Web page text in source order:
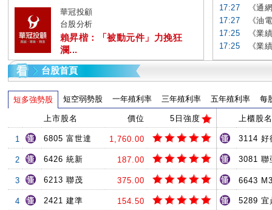
華冠投顧
台股分析
賴昇楷：「被動元件」力挽狂
瀾...
17:27
《通
17:27
《油
17:25
《業
17:25
《業
台股首頁
短多強勢股 短空弱勢股 一年殖利率 三年殖利率 五年殖利率 每
上市股名 價位 5日強度
1 6805 富世達 1,760.00
2 6426 統新 187.00
3 6213 聯茂 375.00
4 2421 建準 154.50
上櫃股名
3114 好
3081 聯
6643
5289 宜